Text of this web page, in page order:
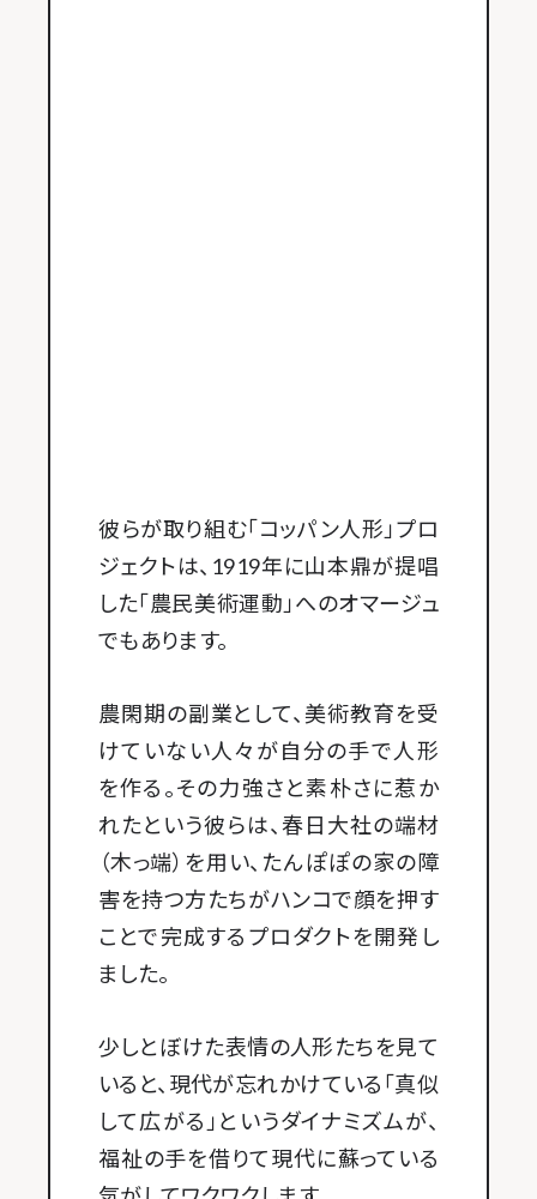
彼らが取り組む「コッパン人形」プロ
ジェクトは、1919年に山本鼎が提唱
した「農民美術運動」へのオマージュ
でもあります。
農閑期の副業として、美術教育を受
けていない人々が自分の手で人形
を作る。その力強さと素朴さに惹か
れたという彼らは、春日大社の端材
（木っ端）を用い、たんぽぽの家の障
害を持つ方たちがハンコで顔を押す
ことで完成するプロダクトを開発し
ました。
少しとぼけた表情の人形たちを見て
いると、現代が忘れかけている「真似
して広がる」というダイナミズムが、
福祉の手を借りて現代に蘇っている